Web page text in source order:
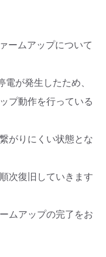
ームアップについて
が発生したため、
プ動作を行っている
がりにくい状態とな
次復旧していきます
ムアップの完了をお